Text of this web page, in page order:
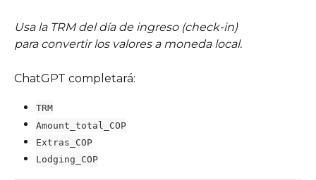
Usa la TRM del día de ingreso (check-in)
para convertir los valores a moneda local.
ChatGPT completará:
TRM
Amount_total_COP
Extras_COP
Lodging_COP